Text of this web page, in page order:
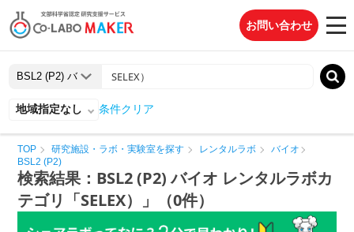
お問い合わせ
地域指定なし 条件クリア
TOP 研究施設・ラボ・実験室を探す レンタルラボ
バイオ
BSL2 (P2)
検索結果：BSL2 (P2) バイオ レンタルラボカ
テゴリ「SELEX）」（0件）